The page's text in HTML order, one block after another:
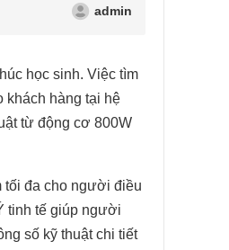
admin
học sinh. Việc tìm
khách hàng tại hệ
từ động cơ 800W
tối đa cho người điều
tinh tế giúp người
số kỹ thuật chi tiết